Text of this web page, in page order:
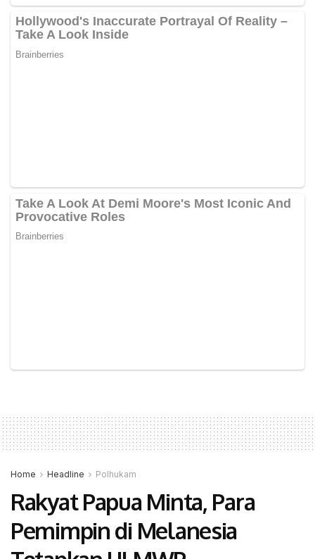
Home Headline Polhukam
Rakyat Papua Minta, Para
Pemimpin di Melanesia